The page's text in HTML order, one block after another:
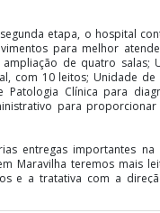
etapa, o hospital
para melhor
de quatro salas;
com 10 leitos; Unidade
Patologia Clínica para
para
entregas importantes
Maravilha teremos mais
e a tratativa com a
objetivo: garantir um melhor